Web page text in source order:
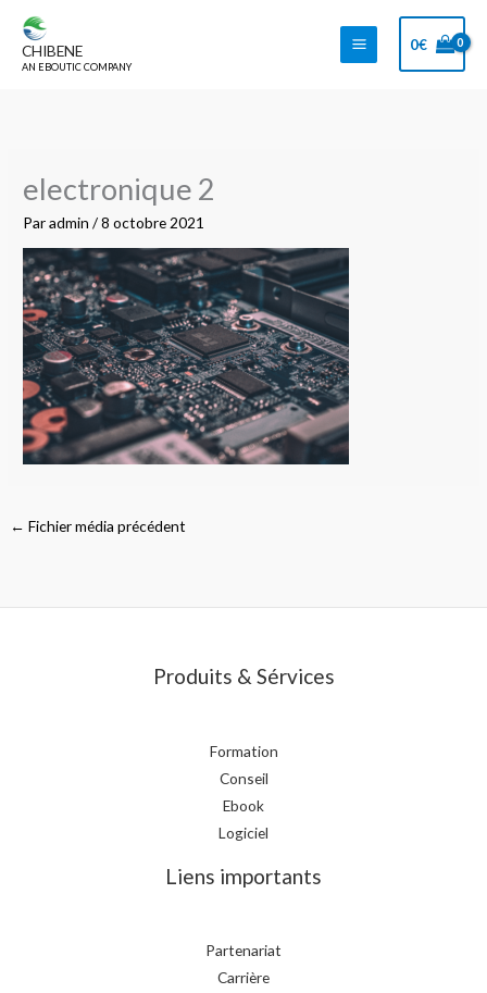
contenu
CHIBENE
AN EBOUTIC COMPANY
0€
electronique 2
Paradmin/8 octobre 2021
← Fichier média précédent
Produits & Sérvices
Formation
Conseil
Ebook
Logiciel
Liens importants
Partenariat
Carrière